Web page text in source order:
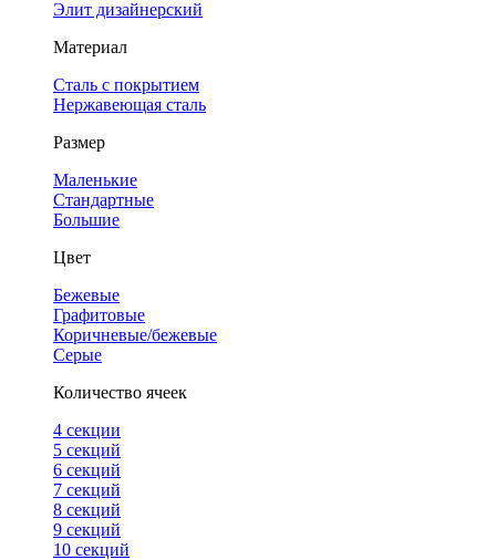
Элит дизайнерский
Материал
Сталь с покрытием
Нержавеющая сталь
Размер
Маленькие
Стандартные
Большие
Цвет
Бежевые
Графитовые
Коричневые/бежевые
Серые
Количество ячеек
4 cекции
5 секций
6 секций
7 секций
8 секций
9 секций
10 секций